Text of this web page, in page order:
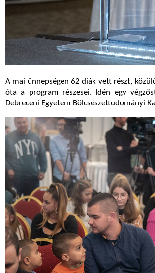
A mai ünnepségen 62 diák vett részt,
óta a program részesei. Idén egy
Debreceni Egyetem Bölcsészettudományi